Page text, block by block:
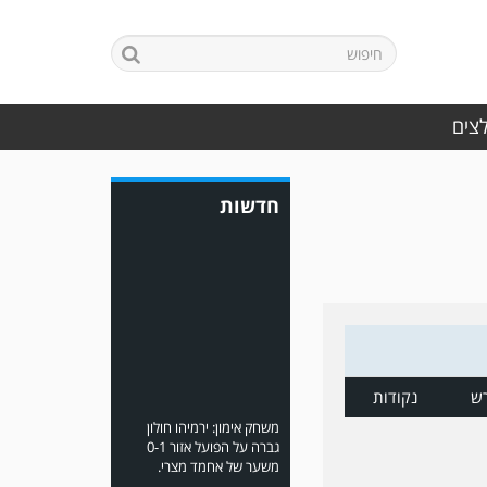
נקודות
חדשות